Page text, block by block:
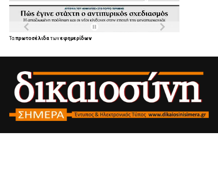
Ταπρωτοσέλιδατωνεφημερίδων